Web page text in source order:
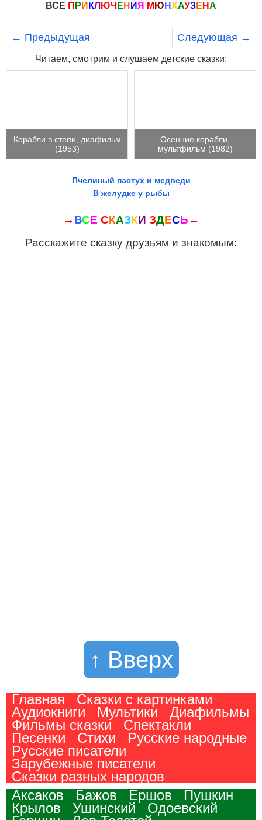
ВСЕ П Р И КЛ ЮЧ Е Н ИЯ М Ю НХАУЗЕ НА
← Предыдущая Следующая →
Читаем, смотрим и слушаем детские сказки:
Корабли в степи, диафильм
(1953)
Осенние корабли,
мультфильм (1982)
Пчелиный пастух и медведи
В желудке у рыбы
→ ВСЕ СКАЗКИ ЗДЕСЬ ←
Расскажите сказку друзьям и знакомым:
↑ Вверх
Главная
Сказки с картинками
Аудиокниги
Мультики
Диафильмы
Фильмы сказки
Спектакли
Песенки
Стихи
Русские народные
Русские писатели
Зарубежные писатели
Сказки разных народов
Аксаков
Бажов Ершов
Пушкин
Крылов
Ушинский
Одоевский